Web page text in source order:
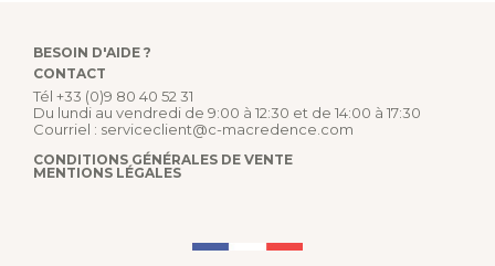
BESOIN D'AIDE ?
CONTACT
Tél +33 (0)9 80 40 52 31
Du lundi au vendredi de 9:00 à 12:30 et de 14:00 à 17:30
Courriel : serviceclient@c-macredence.com
CONDITIONS GÉNÉRALES DE VENTE
MENTIONS LÉGALES